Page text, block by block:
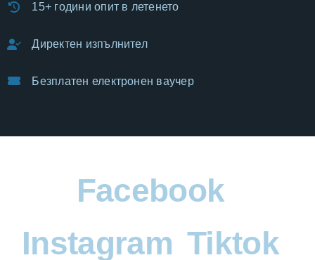
15+ години опит в летенето
Директен изпълнител
Безплатен електронен ваучер
Facebook
Instagram Tiktok